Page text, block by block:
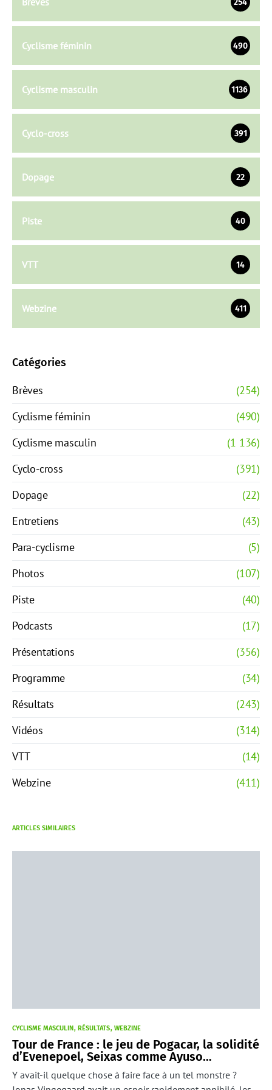
Cyclisme féminin 490
Cyclisme masculin 1136
Cyclo-cross 391
Dopage 22
Piste 40
VTT 14
Webzine 411
Catégories
Brèves
(254)
Cyclisme féminin
(490)
Cyclisme masculin
(1 136)
Cyclo-cross
(391)
Dopage
(22)
Entretiens
(43)
Para-cyclisme
(5)
Photos
(107)
Piste
(40)
Podcasts
(17)
Présentations
(356)
Programme
(34)
Résultats
(243)
Vidéos
(314)
VTT
(14)
Webzine
(411)
ARTICLES SIMILAIRES
CYCLISME MASCULIN RÉSULTATS WEBZINE
Tour de France : le jeu de Pogacar, la solidité
d’Evenepoel, Seixas comme Ayuso…
Y avait-il quelque chose à faire face à un tel monstre ?